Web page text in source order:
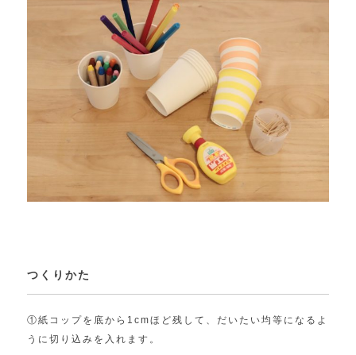
つくりかた
①紙コップを底から1cmほど残して、だいたい均等になるよ
うに切り込みを入れます。